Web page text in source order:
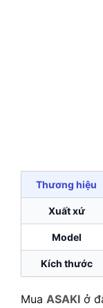
Thương hiệu
Xuất xứ
Model
Kích thước
Mua ASAKI ở